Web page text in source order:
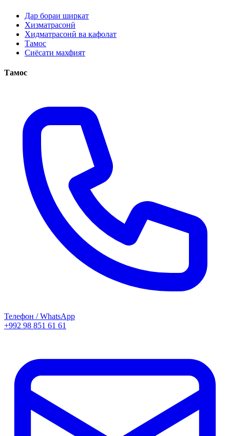
Дар бораи ширкат
Хизматрасонӣ
Хидматрасонӣ ва кафолат
Тамос
Сиёсати махфият
Тамос
Телефон / WhatsApp
+992 98 851 61 61